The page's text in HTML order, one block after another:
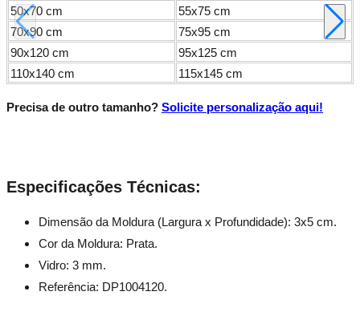
50x70 cm
55x75 cm
70x90 cm
75x95 cm
90x120 cm
95x125 cm
110x140 cm
115x145 cm
Precisa de outro tamanho? Solicite personalização aqui!
Especificações Técnicas:
Dimensão da Moldura (Largura x Profundidade): 3x5 cm.
Cor da Moldura: Prata.
Vidro: 3 mm.
Referência: DP1004120.